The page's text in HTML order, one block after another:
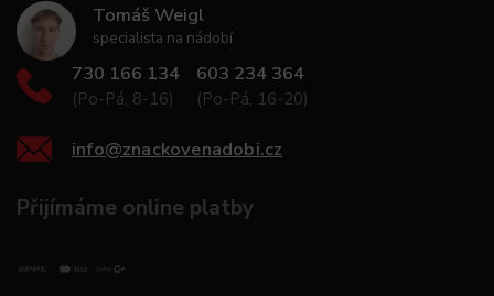
Tomáš Weigl
specialista na nádobí
730 166 134
(Po-Pá, 8-16)
603 234 364
(Po-Pá, 16-20)
info@znackovenadobi.cz
Přijímáme online platby